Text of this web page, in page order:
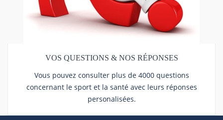
VOS QUESTIONS & NOS RÉPONSES
Vous pouvez consulter plus de 4000 questions
concernant le sport et la santé avec leurs réponses
personalisées.